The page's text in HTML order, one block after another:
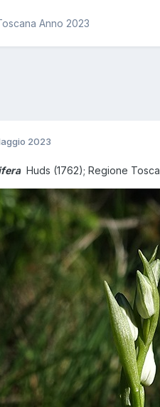
Anno 2023
2023
Huds (1762); Regione